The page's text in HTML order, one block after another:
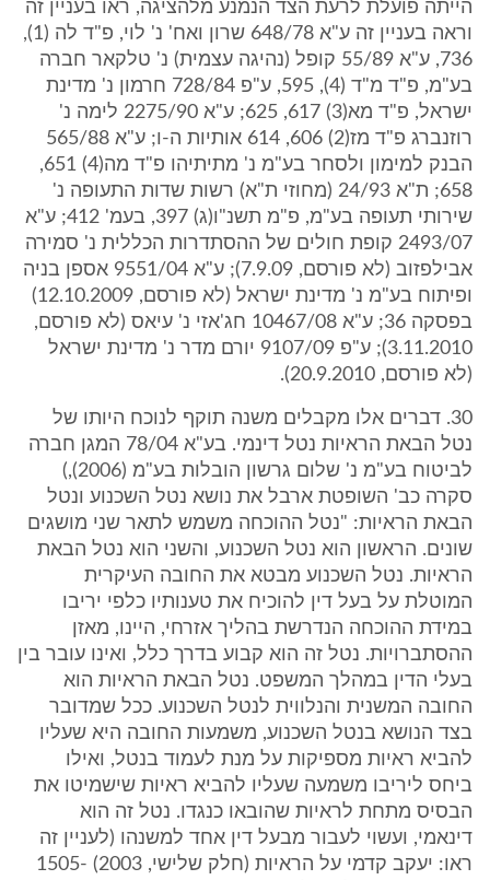
הייתה פועלת לרעת הצד הנמנע מלהציגה, ראו בעניין זה
וראה בעניין זה ע"א 648/78 שרון ואח' נ' לוי, פ"ד לה (1),
736, ע"א 55/89 קופל (נהיגה עצמית) נ' טלקאר חברה
בע"מ, פ"ד מ"ד (4), 595, ע"פ 728/84 חרמון נ' מדינת
ישראל, פ"ד מא(3) 617, 625; ע"א 2275/90 לימה נ'
רוזנברג פ"ד מז(2) 606, 614 אותיות ה-ו; ע"א 565/88
הבנק למימון ולסחר בע"מ נ' מתיתיהו פ"ד מה(4) 651,
658; ת"א 24/93 (מחוזי ת"א) רשות שדות התעופה נ'
שירותי תעופה בע"מ, פ"מ תשנ"ו(ג) 397, בעמ' 412; ע"א
2493/07 קופת חולים של ההסתדרות הכללית נ' סמירה
אבילפזוב (לא פורסם, 7.9.09); ע"א 9551/04 אספן בניה
ופיתוח בע"מ נ' מדינת ישראל (לא פורסם, 12.10.2009)
בפסקה 36; ע"א 10467/08 חג'אזי נ' עיאס (לא פורסם,
3.11.2010); ע"פ 9107/09 יורם מדר נ' מדינת ישראל
(לא פורסם, 20.9.2010).
30. דברים אלו מקבלים משנה תוקף לנוכח היותו של
נטל הבאת הראיות נטל דינמי. בע"א 78/04 המגן חברה
לביטוח בע"מ נ' שלום גרשון הובלות בע"מ (2006),)
סקרה כב' השופטת ארבל את נושא נטל השכנוע ונטל
הבאת הראיות: "נטל ההוכחה משמש לתאר שני מושגים
שונים. הראשון הוא נטל השכנוע, והשני הוא נטל הבאת
הראיות. נטל השכנוע מבטא את החובה העיקרית
המוטלת על בעל דין להוכיח את טענותיו כלפי יריבו
במידת ההוכחה הנדרשת בהליך אזרחי, היינו, מאזן
ההסתברויות. נטל זה הוא קבוע בדרך כלל, ואינו עובר בין
בעלי הדין במהלך המשפט. נטל הבאת הראיות הוא
החובה המשנית והנלווית לנטל השכנוע. ככל שמדובר
בצד הנושא בנטל השכנוע, משמעות החובה היא שעליו
להביא ראיות מספיקות על מנת לעמוד בנטל, ואילו
ביחס ליריבו משמעה שעליו להביא ראיות שישמיטו את
הבסיס מתחת לראיות שהובאו כנגדו. נטל זה הוא
דינאמי, ועשוי לעבור מבעל דין אחד למשנהו (לעניין זה
ראו: יעקב קדמי על הראיות (חלק שלישי, 2003) 1505-